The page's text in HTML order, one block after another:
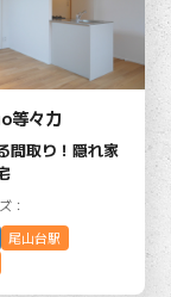
等々力
間取り！隠れ家
：
尾山台駅